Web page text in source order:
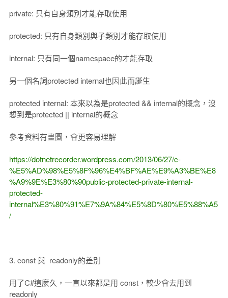
private: 只有自身類別才能存取使用
protected: 只有自身類別與子類別才能存取使用
internal: 只有同一個namespace的才能存取
另一個名詞protected internal也因此而誕生
protected internal: 本來以為是protected && internal的概念，沒
想到是protected || internal的概念
參考資料有畫圖，會更容易理解
https://dotnetrecorder.wordpress.com/2013/06/27/c-
%E5%AD%98%E5%8F%96%E4%BF%AE%E9%A3%BE%E8
%A9%9E%E3%80%90public-protected-private-internal-
protected-
internal%E3%80%91%E7%9A%84%E5%8D%80%E5%88%A5
/
3. const 與 readonly的差別
用了C#這麼久，一直以來都是用 const，較少會去用到
readonly